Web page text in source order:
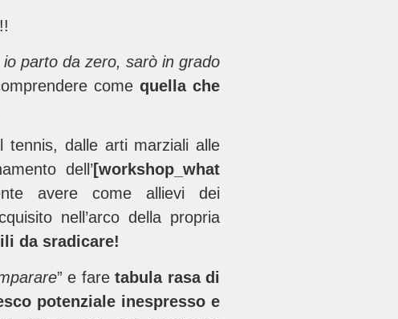
io parto da zero, sarò in grado
come quella che
tennis, dalle arti marziali alle
dell’[workshop_what
avere come allievi dei
nell’arco della propria
da sradicare!
” e faretabula rasa di
potenziale inespresso e